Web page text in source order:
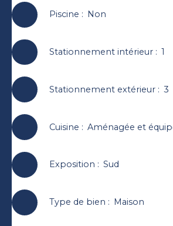
Piscine : Non
Stationnement intérieur: 1
Stationnement extérieur: 3
Cuisine : Aménagée et
Exposition : Sud
Type de bien : Maison